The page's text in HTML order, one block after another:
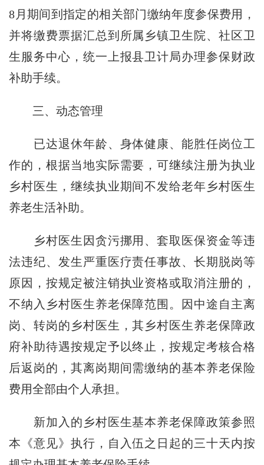
8月期间到指定的相关部门缴纳年度参保费用，
并将缴费票据汇总到所属乡镇卫生院、社区卫
生服务中心，统一上报县卫计局办理参保财政
补助手续。
三、动态管理
已达退休年龄、身体健康、能胜任岗位工
作的，根据当地实际需要，可继续注册为执业
乡村医生，继续执业期间不发给老年乡村医生
养老生活补助。
乡村医生因贪污挪用、套取医保资金等违
法违纪、发生严重医疗责任事故、长期脱岗等
原因，按规定被注销执业资格或取消注册的，
不纳入乡村医生养老保障范围。因中途自主离
岗、转岗的乡村医生，其乡村医生养老保障政
府补助待遇按规定予以终止，按规定考核合格
后返岗的，其离岗期间需缴纳的基本养老保险
费用全部由个人承担。
新加入的乡村医生基本养老保障政策参照
本《意见》执行，自入伍之日起的三十天内按